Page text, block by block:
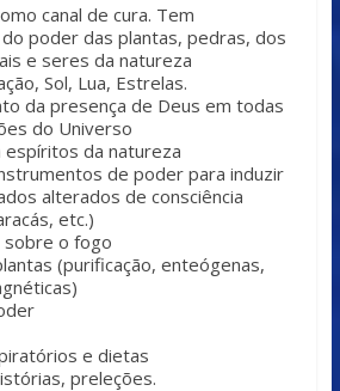
canal de cura. Tem
poder das plantas, pedras, dos
e seres da natureza
Sol, Lua, Estrelas.
da presença de Deus em todas
do Universo
espíritos da natureza
de poder para induzir
alterados de consciência
etc.)
sobre o fogo
(purificação, enteógenas,
e dietas
preleções.